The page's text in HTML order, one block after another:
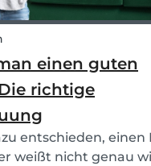
einen guten
richtige
entschieden, einen
weißt nicht genau